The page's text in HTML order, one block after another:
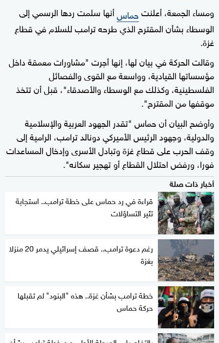
ومساء الجمعة، أعلنتحماسأنها سلمت ردها الرسمي إلى
الوسطاء بشأن المقترح الذي طرحه ترامب للسلام في قطاع
غزة.
وقالت الحركة في بيان لها، إنها أجرت "مشاورات معمقة داخل
مؤسساتها القيادية، وواسعة مع القوى والفصائل
الفلسطينية، وكذلك مع الوسطاء والأصدقاء"، قبل أن تتخذ
موقفها من المقترح".
وأوضح البيان أن حماس "تقدر الجهود العربية والإسلامية
والدولية، وجهود الرئيس الأميركي دونالد ترامب، الرامية إلى
وقف الحرب على قطاع غزة وتبادل الأسرى وإدخال المساعدات
فورا، ورفض احتلال القطاع أو تهجير سكانه".
أخبار ذات صلة
قراءة في رد حماس على خطة ترامب.. استجابة
تثير التساؤلات
رغم دعوة ترامب.. قصف إسرائيلي يدمر 20 منزلا
بغزة
خطة ترامب بشأن غزة.. هذه "البنود" لم تقبلها
حركة حماس